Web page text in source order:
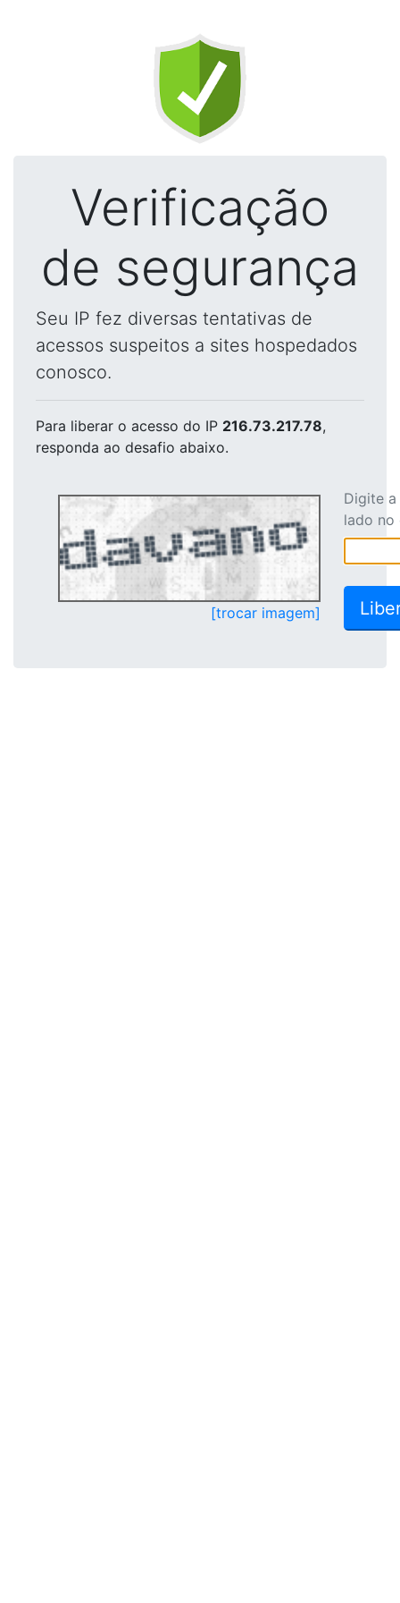
Verificação
de segurança
Seu IP fez diversas tentativas de
acessos suspeitos a sites hospedados
conosco.
Para liberar o acesso do IP 216.73.217.78,
responda ao desafio abaixo.
[trocar imagem]
Digite
lado no